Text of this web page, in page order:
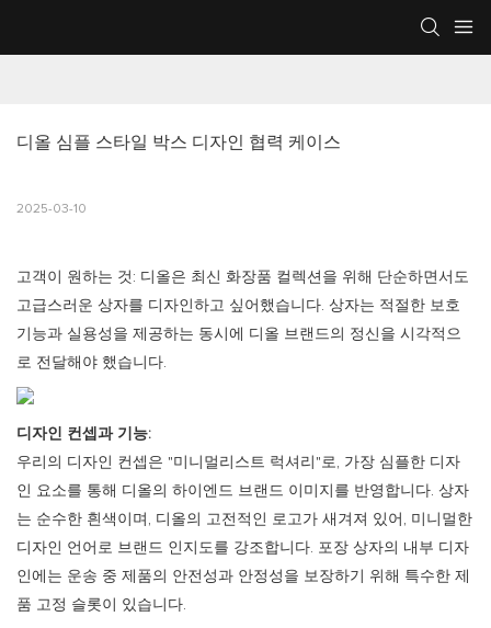
디올 심플 스타일 박스 디자인 협력 케이스
2025-03-10
고객이 원하는 것: 디올은 최신 화장품 컬렉션을 위해 단순하면서도
고급스러운 상자를 디자인하고 싶어했습니다. 상자는 적절한 보호
기능과 실용성을 제공하는 동시에 디올 브랜드의 정신을 시각적으
로 전달해야 했습니다.
디자인 컨셉과 기능:
우리의 디자인 컨셉은 "미니멀리스트 럭셔리"로, 가장 심플한 디자
인 요소를 통해 디올의 하이엔드 브랜드 이미지를 반영합니다. 상자
는 순수한 흰색이며, 디올의 고전적인 로고가 새겨져 있어, 미니멀한
디자인 언어로 브랜드 인지도를 강조합니다. 포장 상자의 내부 디자
인에는 운송 중 제품의 안전성과 안정성을 보장하기 위해 특수한 제
품 고정 슬롯이 있습니다.